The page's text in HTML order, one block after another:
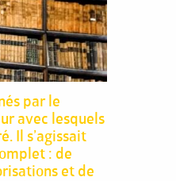
par le
avec lesquels
Il s’agissait
: de
et de